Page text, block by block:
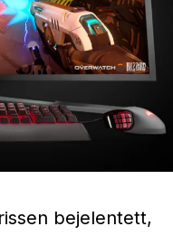
bejelentett,